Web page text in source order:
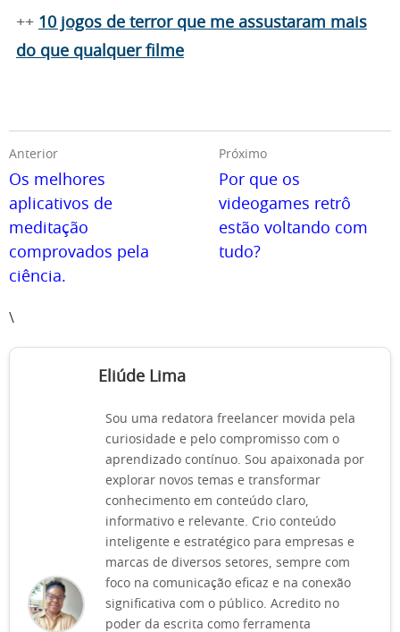
++ 10 jogos de terror que me assustaram mais
do que qualquer filme
Anterior
Os melhores
aplicativos de
meditação
comprovados pela
ciência.
Próximo
Por que os
videogames retrô
estão voltando com
tudo?
\
Eliúde Lima
Sou uma redatora freelancer movida pela
curiosidade e pelo compromisso com o
aprendizado contínuo. Sou apaixonada por
explorar novos temas e transformar
conhecimento em conteúdo claro,
informativo e relevante. Crio conteúdo
inteligente e estratégico para empresas e
marcas de diversos setores, sempre com
foco na comunicação eficaz e na conexão
significativa com o público. Acredito no
poder da escrita como ferramenta